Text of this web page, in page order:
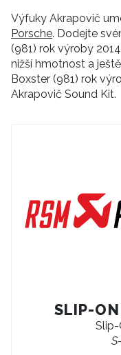
Výfuky Akrapovič
Porsche. Dodejte
(981) rok výroby
nižší hmotnost a
Boxster (981) rok
Akrapovič Sound Kit.
SLIP-
Slip-